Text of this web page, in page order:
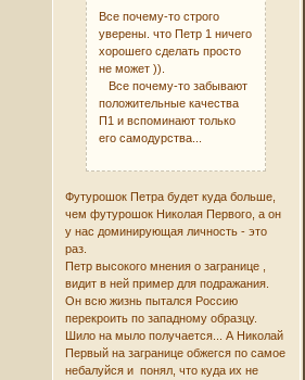
Все почему-то строго
уверены. что Петр 1 ничего
хорошего сделать просто
не может )).
Все почему-то забывают
положительные качества
П1 и вспоминают только
его самодурства...
Футурошок Петра будет куда больше,
чем футурошок Николая Первого, а он
у нас доминирующая личность - это
раз.
Петр высокого мнения о загранице ,
видит в ней пример для подражания.
Он всю жизнь пытался Россию
перекроить по западному образцу.
Шило на мыло получается... А Николай
Первый на загранице обжегся по самое
небалуйся и понял, что куда их не